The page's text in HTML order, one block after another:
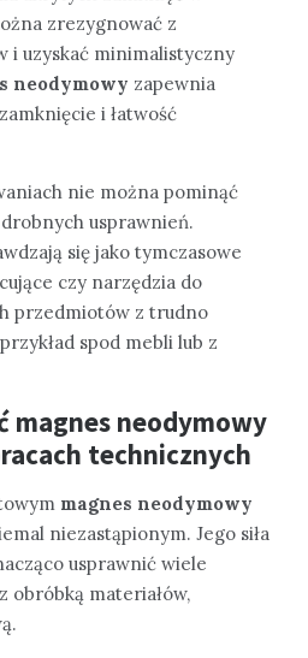
zrezygnować z
i uzyskać minimalistyczny
neodymowy zapewnia
i łatwość
nie można pominąć
usprawnień.
się jako tymczasowe
czy narzędzia do
przedmiotów z trudno
spod mebli lub z
magnes neodymowy
technicznych
magnes neodymowy
niezastąpionym. Jego siła
usprawnić wiele
obróbką materiałów,